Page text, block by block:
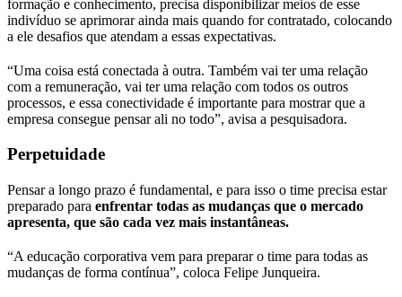
formação e conhecimento, precisa disponibilizar meios de esse
indivíduo se aprimorar ainda mais quando for contratado, colocando
a ele desafios que atendam a essas expectativas.
“Uma coisa está conectada à outra. Também vai ter uma relação
com a remuneração, vai ter uma relação com todos os outros
processos, e essa conectividade é importante para mostrar que a
empresa consegue pensar ali no todo”, avisa a pesquisadora.
Perpetuidade
Pensar a longo prazo é fundamental, e para isso o time precisa estar
preparado para enfrentar todas as mudanças que o mercado
apresenta, que são cada vez mais instantâneas.
“A educação corporativa vem para preparar o time para todas as
mudanças de forma contínua”, coloca Felipe Junqueira.